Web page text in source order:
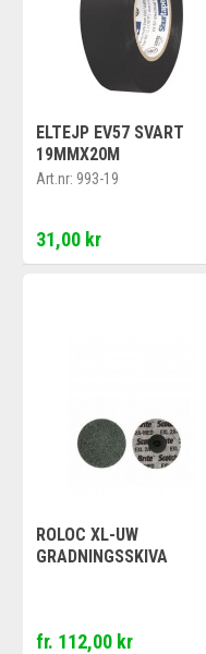
ELTEJP EV57 SVART
19MMX20M
Art.nr: 993-19
31,00 kr
ROLOC XL-UW
GRADNINGSSKIVA
fr. 112,00 kr